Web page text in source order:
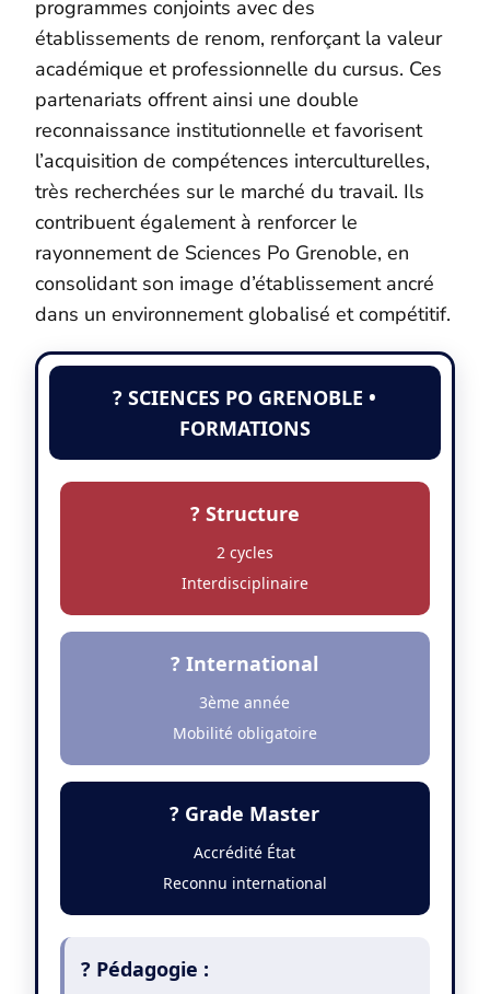
programmes conjoints avec des
établissements de renom, renforçant la valeur
académique et professionnelle du cursus. Ces
partenariats offrent ainsi une double
reconnaissance institutionnelle et favorisent
l’acquisition de compétences interculturelles,
très recherchées sur le marché du travail. Ils
contribuent également à renforcer le
rayonnement de Sciences Po Grenoble, en
consolidant son image d’établissement ancré
dans un environnement globalisé et compétitif.
? SCIENCES PO GRENOBLE •
FORMATIONS
? Structure
2 cycles
Interdisciplinaire
? International
3ème année
Mobilité obligatoire
? Grade Master
Accrédité État
Reconnu international
? Pédagogie :